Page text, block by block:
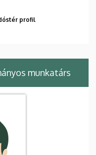
profil
munkatárs